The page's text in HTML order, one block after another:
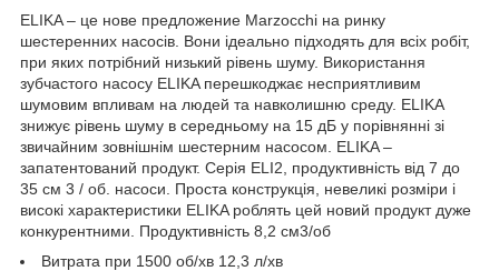
ELIKA – це нове предложение Marzocchi на ринку
шестеренних насосів. Вони ідеально підходять для всіх робіт,
при яких потрібний низький рівень шуму. Використання
зубчастого насосу ELIKA перешкоджає несприятливим
шумовим впливам на людей та навколишню среду. ELIKA
знижує рівень шуму в середньому на 15 дБ у порівнянні зі
звичайним зовнішнім шестерним насосом. ELIKA –
запатентований продукт. Серія ELI2, продуктивність від 7 до
35 см 3 / об. насоси. Проста конструкція, невеликі розміри і
високі характеристики ELIKA роблять цей новий продукт дуже
конкурентними. Продуктивність 8,2 см3/об
Витрата при 1500 об/хв 12,3 л/хв